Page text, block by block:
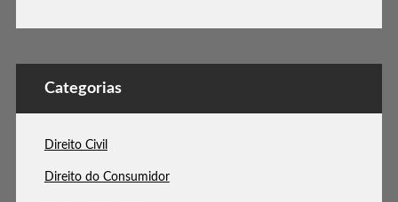
Categorias
Direito Civil
Direito do Consumidor